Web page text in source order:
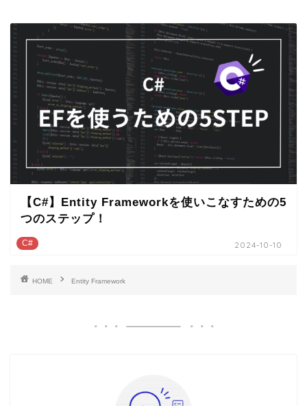
C#
【C#】Entity Frameworkを使いこなすための5
つのステップ！
2024-10-10
HOME Entity Framework